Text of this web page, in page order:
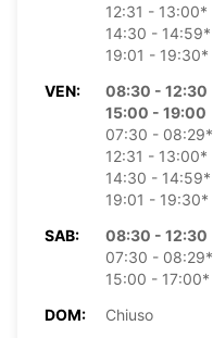
12:31 - 13:00*
14:30 - 14:59*
19:01 - 19:30*
VEN:
08:30 - 12:30
15:00 - 19:00
07:30 - 08:29*
12:31 - 13:00*
14:30 - 14:59*
19:01 - 19:30*
SAB:
08:30 - 12:30
07:30 - 08:29*
15:00 - 17:00*
DOM:
Chiuso